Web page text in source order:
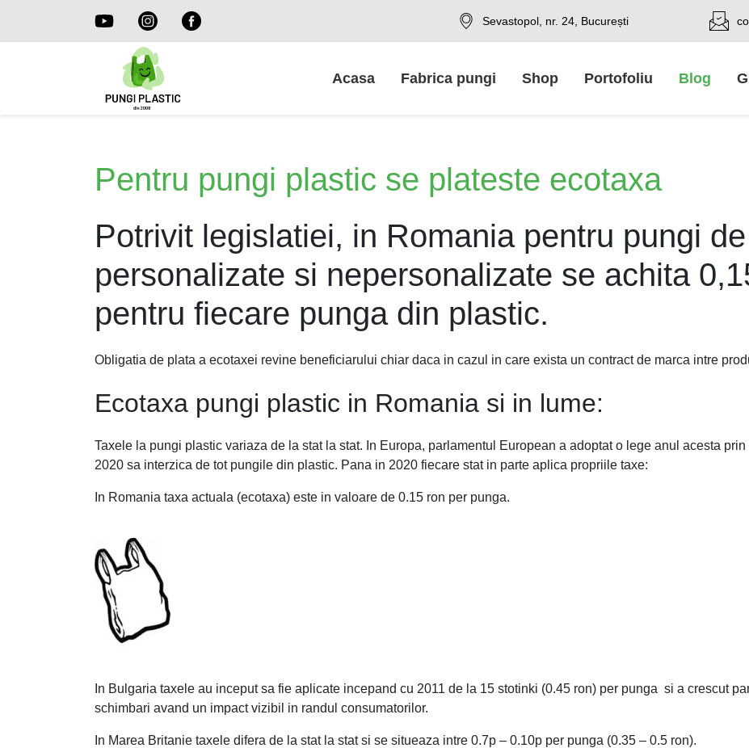
Sevastopol, nr. 24, București
Acasa Fabrica pungi Shop Portofoliu Blog
Pentru pungi plastic se plateste ecotaxa
Potrivit legislatiei, in Romania pentru pungi
personalizate si nepersonalizate se achita
pentru fiecare punga din plastic.
Obligatia de plata a ecotaxei revine beneficiarului chiar daca in cazul in care exista un contract de marca intre
Ecotaxa pungi plastic in Romania si in lume:
Taxele la pungi plastic variaza de la stat la stat. In Europa, parlamentul European a adoptat o lege anul acesta
2020 sa interzica de tot pungile din plastic. Pana in 2020 fiecare stat in parte aplica propriile taxe:
In Romania taxa actuala (ecotaxa) este in valoare de 0.15 ron per punga.
In Bulgaria taxele au inceput sa fie aplicate incepand cu 2011 de la 15 stotinki (0.45 ron) per punga si a crescut
schimbari avand un impact vizibil in randul consumatorilor.
In Marea Britanie taxele difera de la stat la stat si se situeaza intre 0.7p – 0.10p per punga (0.35 – 0.5 ron).